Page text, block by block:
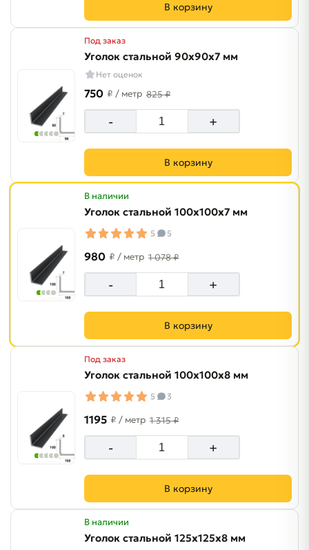
В корзину
Под заказ
Уголок стальной 90х90х7 мм
Нет оценок
750 ₽ / метр 825 ₽
- +
В корзину
В наличии
Уголок стальной 100х100х7 мм
5 5
980 ₽ / метр 1 078 ₽
- +
В корзину
Под заказ
Уголок стальной 100х100х8 мм
5 3
1195 ₽ / метр 1 315 ₽
- +
В корзину
В наличии
Уголок стальной 125х125х8 мм